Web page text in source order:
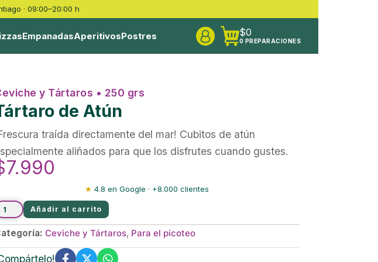
· 09:00–20:00 h
EmpanadasAperitivosPostres $0
0 PREPARACIONES
y Tártaros • 250 grs
de Atún
traída directamente del mar! Cubitos de atún
aliñados para que los disfrutes cuando gustes.
7.990
★ 4.8 en Google · +8.000 clientes
Añadir al carrito
Ceviche y Tártaros, Para el picoteo